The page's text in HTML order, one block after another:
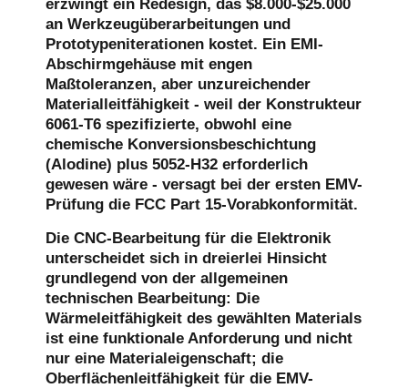
erzwingt ein Redesign, das $8.000-$25.000
an Werkzeugüberarbeitungen und
Prototypeniterationen kostet. Ein EMI-
Abschirmgehäuse mit engen
Maßtoleranzen, aber unzureichender
Materialleitfähigkeit - weil der Konstrukteur
6061-T6 spezifizierte, obwohl eine
chemische Konversionsbeschichtung
(Alodine) plus 5052-H32 erforderlich
gewesen wäre - versagt bei der ersten EMV-
Prüfung die FCC Part 15-Vorabkonformität.
Die CNC-Bearbeitung für die Elektronik
unterscheidet sich in dreierlei Hinsicht
grundlegend von der allgemeinen
technischen Bearbeitung: Die
Wärmeleitfähigkeit des gewählten Materials
ist eine funktionale Anforderung und nicht
nur eine Materialeigenschaft; die
Oberflächenleitfähigkeit für die EMV-